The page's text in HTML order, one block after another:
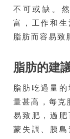
不可或缺。
富，工作和
脂肪而容易致
脂肪的建
脂肪吃過量
量甚高，每克
易致肥，過
蒙失調、胰